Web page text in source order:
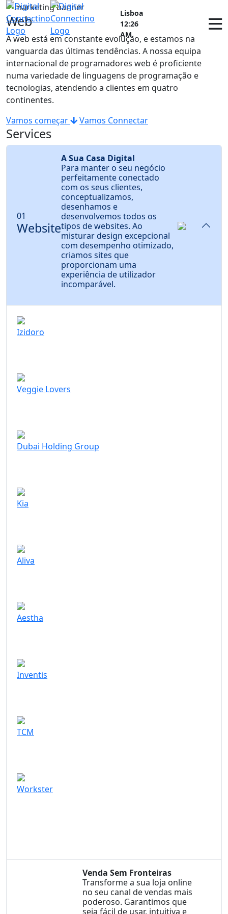
Lisboa
12:26
AM
Web
A web está em constante evolução, e estamos na
vanguarda das últimas tendências. A nossa equipa
internacional de programadores web é proficiente
numa variedade de linguagens de programação e
tecnologias, atendendo a clientes em quatro
continentes.
Vamos começar
Vamos Connectar
Services
01
Website
A Sua Casa Digital
Para manter o seu negócio
perfeitamente conectado
com os seus clientes,
conceptualizamos,
desenhamos e
desenvolvemos todos os
tipos de websites. Ao
misturar design excepcional
com desempenho otimizado,
criamos sites que
proporcionam uma
experiência de utilizador
incomparável.
Izidoro
Veggie Lovers
Dubai Holding Group
Kia
Aliva
Aestha
Inventis
TCM
Workster
Venda Sem Fronteiras
Transforme a sua loja online
no seu canal de vendas mais
poderoso. Garantimos que
seja fácil de usar, intuitiva e